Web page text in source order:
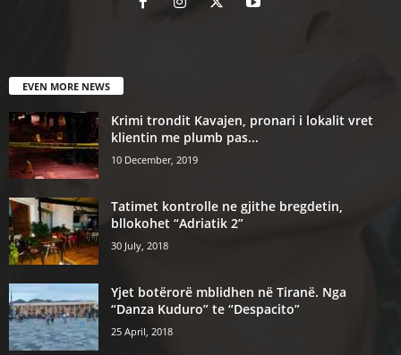
EVEN MORE NEWS
Krimi trondit Kavajen, pronari i lokalit vret
klientin me plumb pas...
10 December, 2019
Tatimet kontrolle ne gjithe bregdetin,
bllokohet “Adriatik 2”
30 July, 2018
Yjet botërorë mblidhen në Tiranë. Nga
“Danza Kuduro” te “Despacito”
25 April, 2018